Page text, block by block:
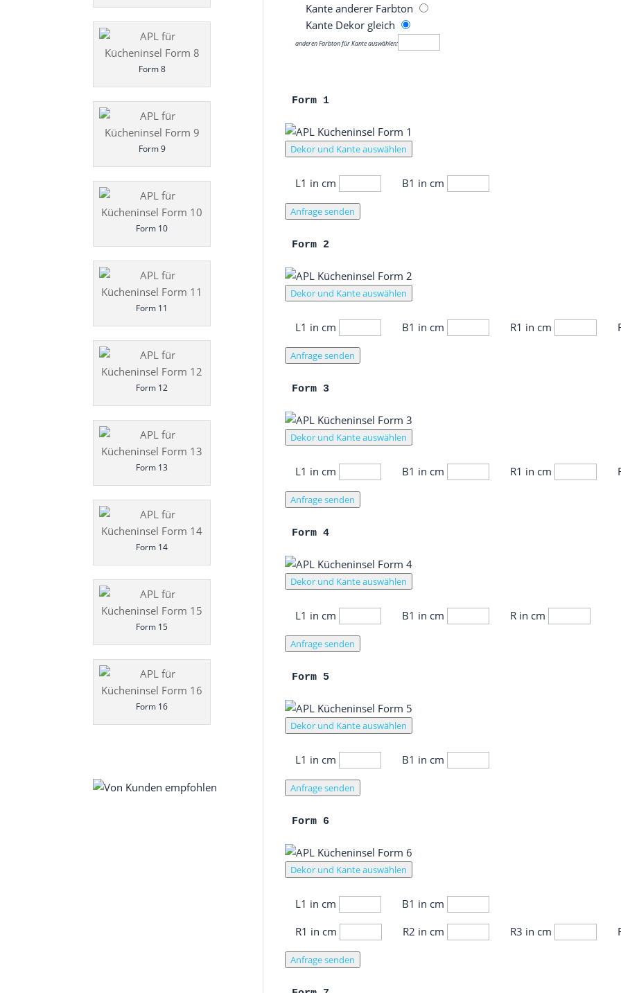
Kan­te ande­rer Farb­ton
Kan­te Dekor gleich
ande­ren Farb­ton für Kan­te auswählen:
Form 1
Dekor und Kante auswählen
L1 in cm B1 in cm
Anfrage senden
Form 2
Dekor und Kante auswählen
L1 in cm B1 in cm R1 in cm
Anfrage senden
Form 3
Dekor und Kante auswählen
L1 in cm B1 in cm R1 in cm
Anfrage senden
Form 4
Dekor und Kante auswählen
L1 in cm B1 in cm R in cm
Anfrage senden
Form 5
Dekor und Kante auswählen
L1 in cm B1 in cm
Anfrage senden
Form 6
Dekor und Kante auswählen
L1 in cm
B1 in cm
R1 in cm
R2 in cm R3 in cm
Anfrage senden
Form 8
Form 9
Form 10
Form 11
Form 12
Form 13
Form 14
Form 15
Form 16